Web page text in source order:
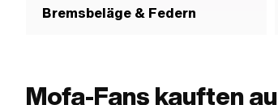
Bremsbeläge & Federn
Mofa-Fans kauften